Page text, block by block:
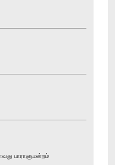
பாராளுமன்றம்